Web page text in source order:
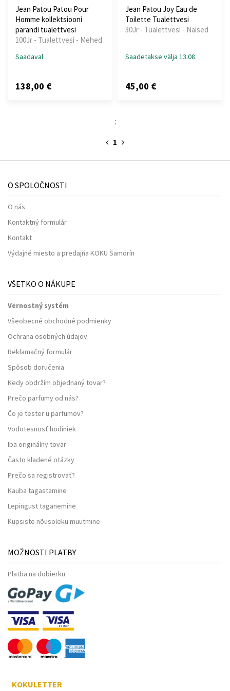
Jean Patou Patou Pour
Homme kollektsiooni
pärandi tualettvesi
100Jr - Tualettvesi - Mehed
Saadaval
138,00 €
Jean Patou Joy Eau de
Toilette Tualettvesi
30Jr - Tualettvesi - Naised
Saadetakse välja 13.08.
45,00 €
:
1
O SPOLOČNOSTI
O nás
Kontaktný formulár
Kontakt
Výdajné miesto a predajňa KOKU Šamorín
VŠETKO O NÁKUPE
Vernostný systém
Všeobecné obchodné podmienky
Ochrana osobných údajov
Reklamačný formulár
Spôsob doručenia
Kedy obdržím objednaný tovar?
Prečo parfumy od nás?
Čo je tester u parfumov?
Vodotesnosť hodiniek
Iba originálny tovar
Často kladené otázky
Prečo sa registrovať?
Kauba tagastamine
Lepingust taganemine
Küpsiste nõusoleku muutmine
MOŽNOSTI PLATBY
Platba na dobierku
KOKULETTER